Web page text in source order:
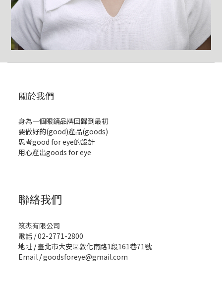
關於我們
身為一個眼鏡品牌回歸到最初
要做好的(good)產品(goods)
思考good for eye的設計
用心產出goods for eye
聯絡我們
筑杰有限公司
電話 / 02-2771-2800
地址 /臺北市大安區敦化南路1段161巷71號
Email /goodsforeye@gmail.com